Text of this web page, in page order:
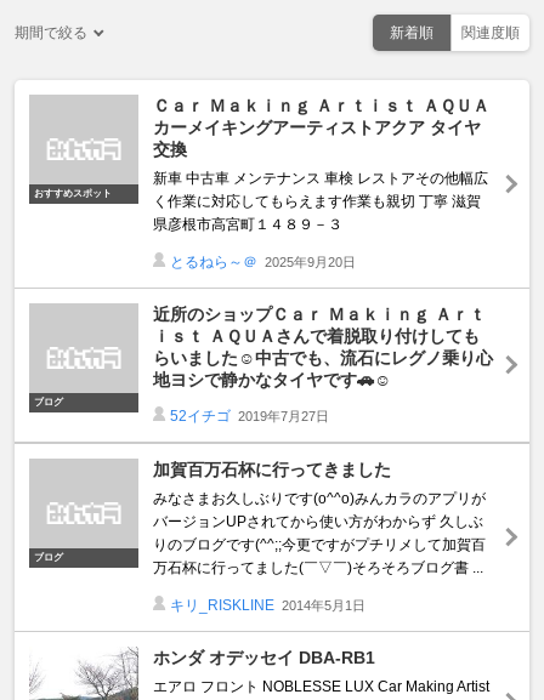
期間で絞る 新着順 関連度順
おすすめスポット
Ｃａｒ Ｍａｋｉｎｇ Ａｒｔｉｓｔ ＡＱＵＡ
カーメイキングアーティストアクア タイヤ
交換
新車 中古車 メンテナンス 車検 レストアその他幅広
く作業に対応してもらえます作業も親切 丁寧 滋賀
県彦根市高宮町１４８９－３
とるねら～＠ 2025年9月20日
ブログ
近所のショップＣａｒ Ｍａｋｉｎｇ Ａｒｔ
ｉｓｔ ＡＱＵＡさんで着脱取り付けしても
らいました☺中古でも、流石にレグノ乗り心
地ヨシで静かなタイヤです🚗☺️
52イチゴ 2019年7月27日
ブログ
加賀百万石杯に行ってきました
みなさまお久しぶりです(o^^o)みんカラのアプリが
バージョンUPされてから使い方がわからず 久しぶ
りのブログです(^^;;今更ですがプチリメして加賀百
万石杯に行ってました(￣▽￣)そろそろブログ書 ...
キリ_RISKLINE 2014年5月1日
ホンダ オデッセイ DBA-RB1
エアロ フロント NOBLESSE LUX Car Making Artist